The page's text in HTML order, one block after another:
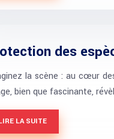
des
la scène : au cœur
bien que fascinante,
LA SUITE